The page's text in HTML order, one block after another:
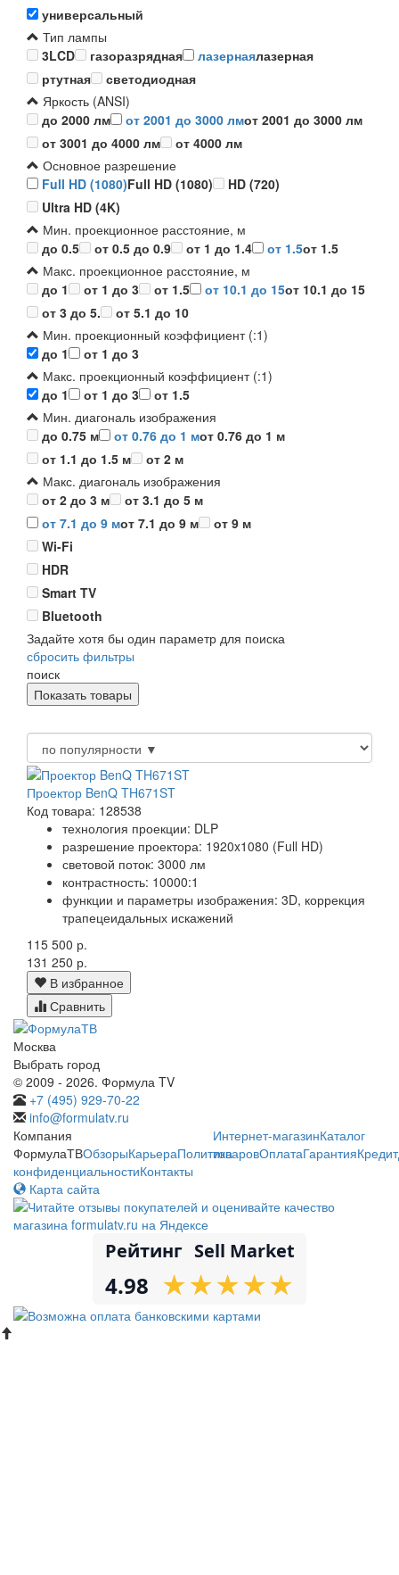
универсальный
Тип лампы
3LCD
газоразрядная лазернаялазерная
ртутная
светодиодная
Яркость (ANSI)
до 2000 лм
от 2001 до 3000 лмот 2001 до 3000 лм
от 3001 до 4000 лм
от 4000 лм
Основное разрешение
Full HD (1080)Full HD (1080)
HD (720)
Ultra HD (4K)
Мин. проекционное расстояние, м
до 0.5
от 0.5 до 0.9 от 1 до 1.4 от 1.5от 1.5
Макс. проекционное расстояние, м
до 1
от 1 до 3 от 1.5 от 10.1 до 15от 10.1 до 15
от 3 до 5.
от 5.1 до 10
Мин. проекционный коэффициент (:1)
до 1
от 1 до 3
Макс. проекционный коэффициент (:1)
до 1
от 1 до 3
от 1.5
Мин. диагональ изображения
до 0.75 м
от 0.76 до 1 мот 0.76 до 1 м
от 1.1 до 1.5 м
от 2 м
Макс. диагональ изображения
от 2 до 3 м
от 3.1 до 5 м
от 7.1 до 9 мот 7.1 до 9 м
от 9 м
Wi-Fi
HDR
Smart TV
Bluetooth
Задайте хотя бы один параметр для поиска
сбросить фильтры
поиск
Проектор BenQ TH671ST
Код товара: 128538
технология проекции: DLP
разрешение проектора: 1920x1080 (Full HD)
световой поток: 3000 лм
контрастность: 10000:1
функции и параметры изображения: 3D, коррекция
трапецеидальных искажений
115 500 р.
131 250 р.
В избранное
Сравнить
Москва
Выбрать город
© 2009 - 2026. Формула TV
+7 (495) 929-70-22
info@formulatv.ru
Компания
ФормулаТВОбзорыКарьераПолитика
конфиденциальностиКонтакты
Интернет-магазинКаталог
товаровОплатаГарантияКредит
Карта сайта
Рейтинг Sell Market
4.98 ★
★★
★★
★★
★★
★